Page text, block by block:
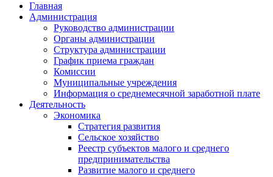
Главная
Администрация
Руководство администрации
Органы администрации
Структура администрации
График приема граждан
Комиссии
Муниципальные учреждения
Информация о среднемесячной заработной плате
Деятельность
Экономика
Стратегия развития
Сельское хозяйство
Реестр субъектов малого и среднего
предпринимательства
Развитие малого и среднего